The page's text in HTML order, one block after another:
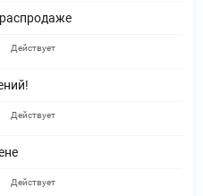
Действует
Действует
Действует